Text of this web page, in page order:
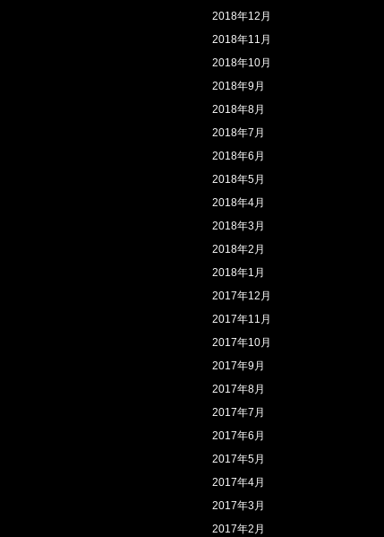
2018年12月
2018年11月
2018年10月
2018年9月
2018年8月
2018年7月
2018年6月
2018年5月
2018年4月
2018年3月
2018年2月
2018年1月
2017年12月
2017年11月
2017年10月
2017年9月
2017年8月
2017年7月
2017年6月
2017年5月
2017年4月
2017年3月
2017年2月